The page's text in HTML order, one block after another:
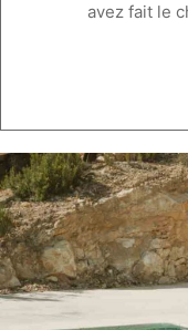
avez fait le